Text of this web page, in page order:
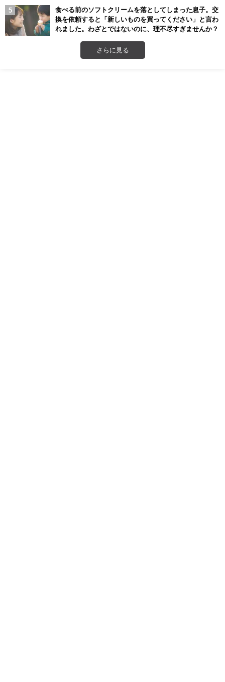
食べる前のソフトクリームを落としてしまった息子。交
換を依頼すると「新しいものを買ってください」と言わ
れました。わざとではないのに、理不尽すぎませんか？
さらに見る